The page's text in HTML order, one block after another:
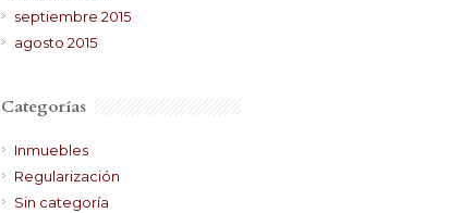
septiembre 2015
agosto 2015
Categorías
Inmuebles
Regularización
Sin categoría